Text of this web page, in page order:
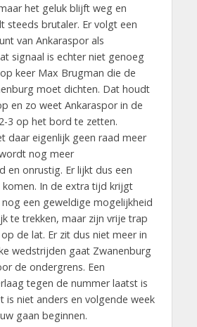
het geluk blijft weg en
steeds brutaler. Er volgt een
van Ankaraspor als
signaal is echter niet genoeg
keer Max Brugman die de
moet dichten. Dat houdt
en zo weet Ankaraspor in de
3 op het bord te zetten.
daar eigenlijk geen raad meer
nog meer
en onrustig. Er lijkt dus een
In de extra tijd krijgt
nog een geweldige mogelijkheid
te trekken, maar zijn vrije trap
de lat. Er zit dus niet meer in
wedstrijden gaat Zwanenburg
de ondergrens. Een
tegen de nummer laatst is
is niet anders en volgende week
gaan beginnen.